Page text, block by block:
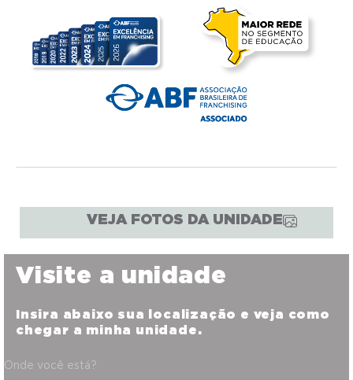
VEJA FOTOS DA UNIDADE
Visite a unidade
Insira abaixo sua localização e veja como
chegar a minha unidade.
Onde você está?